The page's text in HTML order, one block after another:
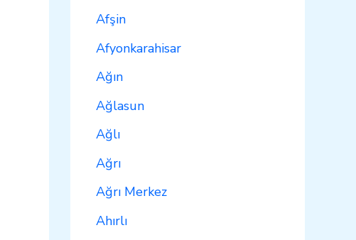
Afşin
Afyonkarahisar
Ağın
Ağlasun
Ağlı
Ağrı
Ağrı Merkez
Ahırlı